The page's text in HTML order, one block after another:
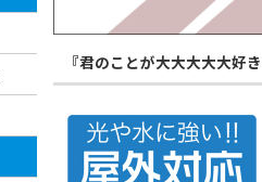
『君のことが大大大大大好